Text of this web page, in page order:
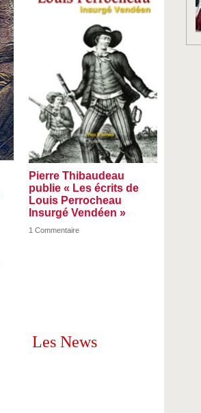
Pierre Thibaudeau
publie « Les écrits de
Louis Perrocheau
Insurgé Vendéen »
1 Commentaire
Les News